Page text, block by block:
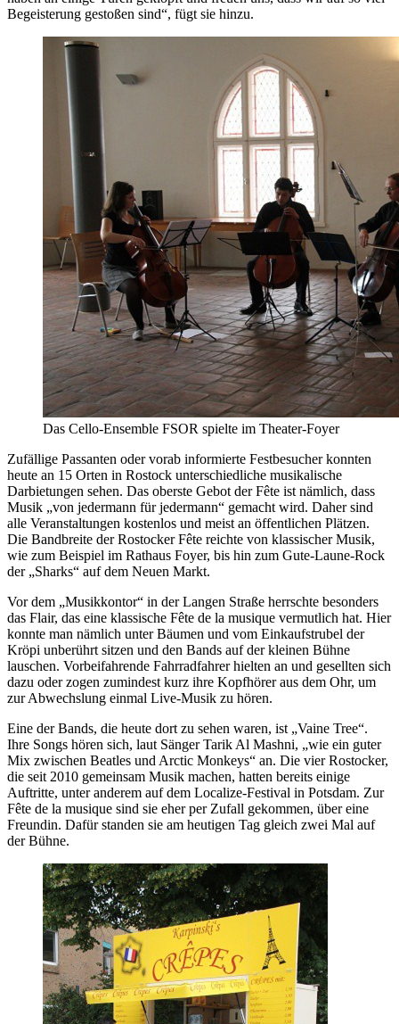
Begeisterung gestoßen sind“, fügt sie hinzu.
Das Cello-Ensemble FSOR spielte im Theater-Foyer
Zufällige Passanten oder vorab informierte Festbesucher konnten
heute an 15 Orten in Rostock unterschiedliche musikalische
Darbietungen sehen. Das oberste Gebot der Fête ist nämlich, dass
Musik „von jedermann für jedermann“ gemacht wird. Daher sind
alle Veranstaltungen kostenlos und meist an öffentlichen Plätzen.
Die Bandbreite der Rostocker Fête reichte von klassischer Musik,
wie zum Beispiel im Rathaus Foyer, bis hin zum Gute-Laune-Rock
der „Sharks“ auf dem Neuen Markt.
Vor dem „Musikkontor“ in der Langen Straße herrschte besonders
das Flair, das eine klassische Fête de la musique vermutlich hat. Hier
konnte man nämlich unter Bäumen und vom Einkaufstrubel der
Kröpi unberührt sitzen und den Bands auf der kleinen Bühne
lauschen. Vorbeifahrende Fahrradfahrer hielten an und gesellten sich
dazu oder zogen zumindest kurz ihre Kopfhörer aus dem Ohr, um
zur Abwechslung einmal Live-Musik zu hören.
Eine der Bands, die heute dort zu sehen waren, ist „Vaine Tree“.
Ihre Songs hören sich, laut Sänger Tarik Al Mashni, „wie ein guter
Mix zwischen Beatles und Arctic Monkeys“ an. Die vier Rostocker,
die seit 2010 gemeinsam Musik machen, hatten bereits einige
Auftritte, unter anderem auf dem Localize-Festival in Potsdam. Zur
Fête de la musique sind sie eher per Zufall gekommen, über eine
Freundin. Dafür standen sie am heutigen Tag gleich zwei Mal auf
der Bühne.